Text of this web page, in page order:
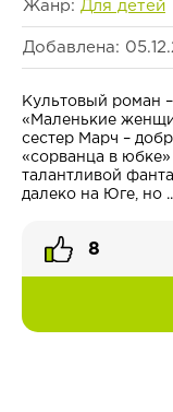
Жанр: Для детей
Добавлена:
Культовый роман
«Маленькие
сестер Марч –
«сорванца в
талантливой
далеко на Юге, но
8